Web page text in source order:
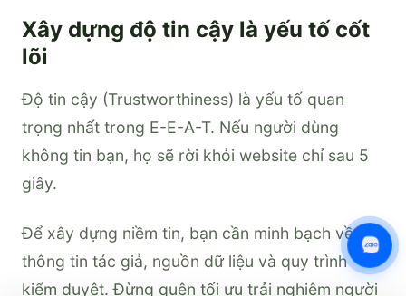
Xây dựng độ tin cậy là yếu tố cốt
lõi
Độ tin cậy (Trustworthiness) là yếu tố quan
trọng nhất trong E-E-A-T. Nếu người dùng
không tin bạn, họ sẽ rời khỏi website chỉ sau 5
giây.
Để xây dựng niềm tin, bạn cần minh bạch về
thông tin tác giả, nguồn dữ liệu và quy trình
kiểm duyệt. Đừng quên tối ưu trải nghiệm người